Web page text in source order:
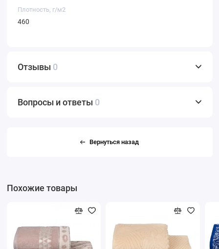
Плотность, г/м2
460
Отзывы 0
Вопросы и ответы 0
Вернуться назад
Похожие товары